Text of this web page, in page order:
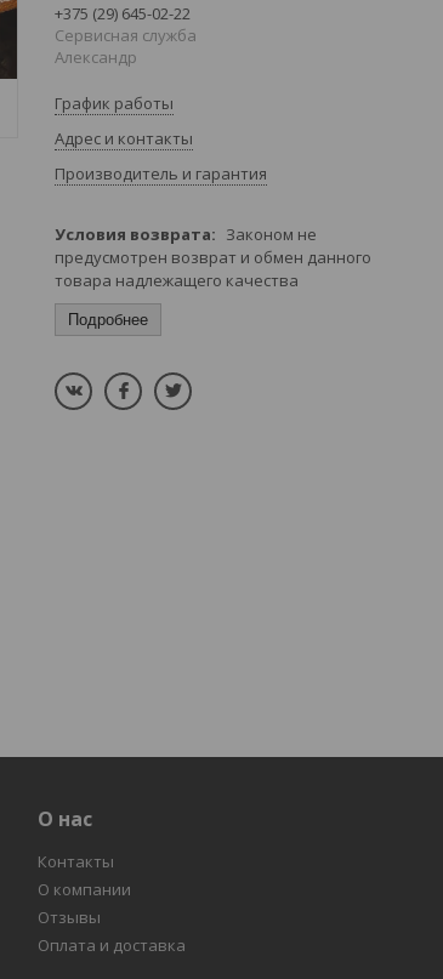
+375 (29) 645-02-22
Сервисная служба
Александр
График работы
Адрес и контакты
Производитель и гарантия
Законом не
предусмотрен возврат и обмен данного
товара надлежащего качества
Подробнее
О нас
Контакты
О компании
Отзывы
Оплата и доставка